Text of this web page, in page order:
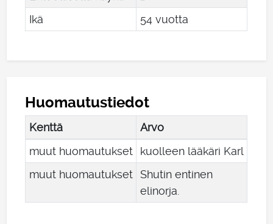
Ikä
54 vuotta
Huomautustiedot
Kenttä
Arvo
muut huomautukset
kuolleen lääkäri Karl
muut huomautukset Shutin entinen
elinorja.